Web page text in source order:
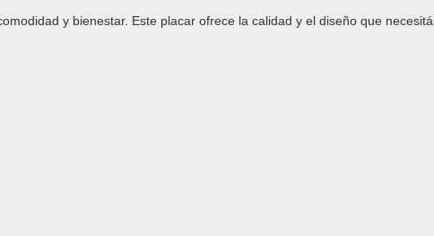
y bienestar. Este placar ofrece la calidad y el diseño que